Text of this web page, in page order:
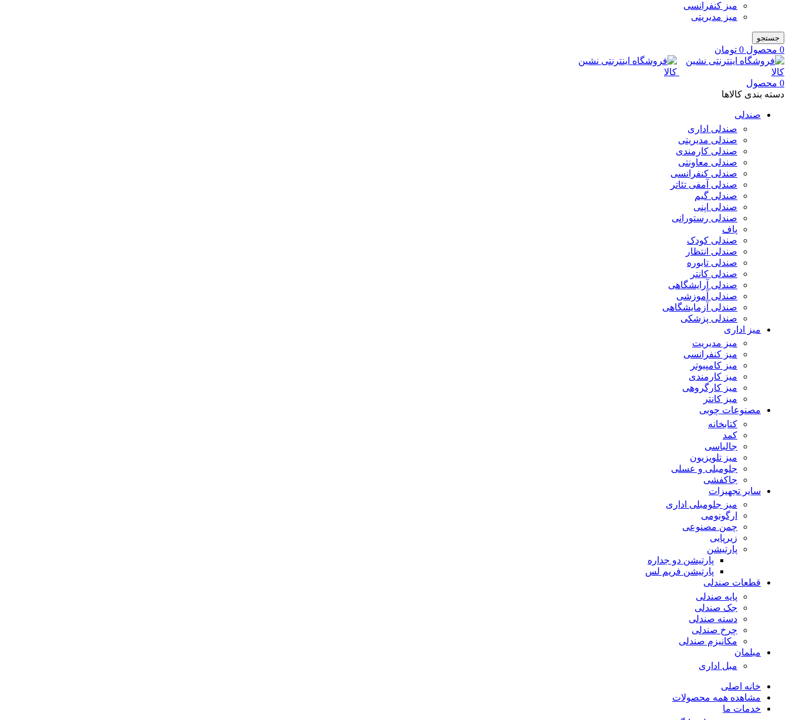
میز کنفرانسی
میز مدیریتی
جستجو
0 محصول 0 تومان
0 محصول
دسته بندی کالاها
صندلی
صندلی اداری
صندلی مدیریتی
صندلی کارمندی
صندلی معاونتی
صندلی کنفرانسی
صندلی آمفی تئاتر
صندلی گیم
صندلی اپنی
صندلی رستورانی
پاف
صندلی کودک
صندلی انتظار
صندلی تابوره
صندلی کانتر
صندلی آرایشگاهی
صندلی آموزشی
صندلی آزمایشگاهی
صندلی پزشکی
میز اداری
میز مدیریت
میز کنفرانسی
میز کامپیوتر
میز کارمندی
میز کارگروهی
میز کانتر
مصنوعات چوبی
کتابخانه
کمد
جالباسی
میز تلویزیون
جلومبلی و عسلی
جاکفشی
سایر تجهیزات
میز جلومبلی اداری
ارگونومی
چمن مصنوعی
زیرپایی
پارتیشن
پارتیشن دو جداره
پارتیشن فریم لس
قطعات صندلی
پایه صندلی
جک صندلی
دسته صندلی
چرخ صندلی
مکانیزم صندلی
مبلمان
مبل اداری
خانه اصلی
مشاهده همه محصولات
خدمات ما